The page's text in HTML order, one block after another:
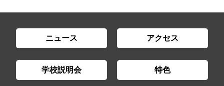
ニュース アクセス
学校説明会 特色